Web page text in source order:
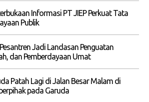
Informasi PT JIEP Perkuat Tata
Publik
Jadi Landasan Penguatan
dan Pemberdayaan Umat
Patah Lagi di Jalan Besar Malam di
pada Garuda